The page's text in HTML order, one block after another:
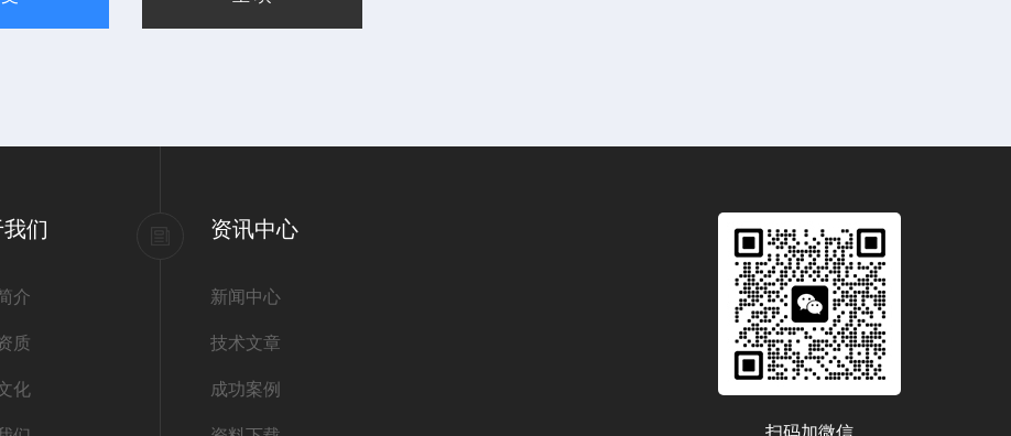
们
介
质
化
资讯中心
新闻中心
技术文章
成功案例
扫码加微信